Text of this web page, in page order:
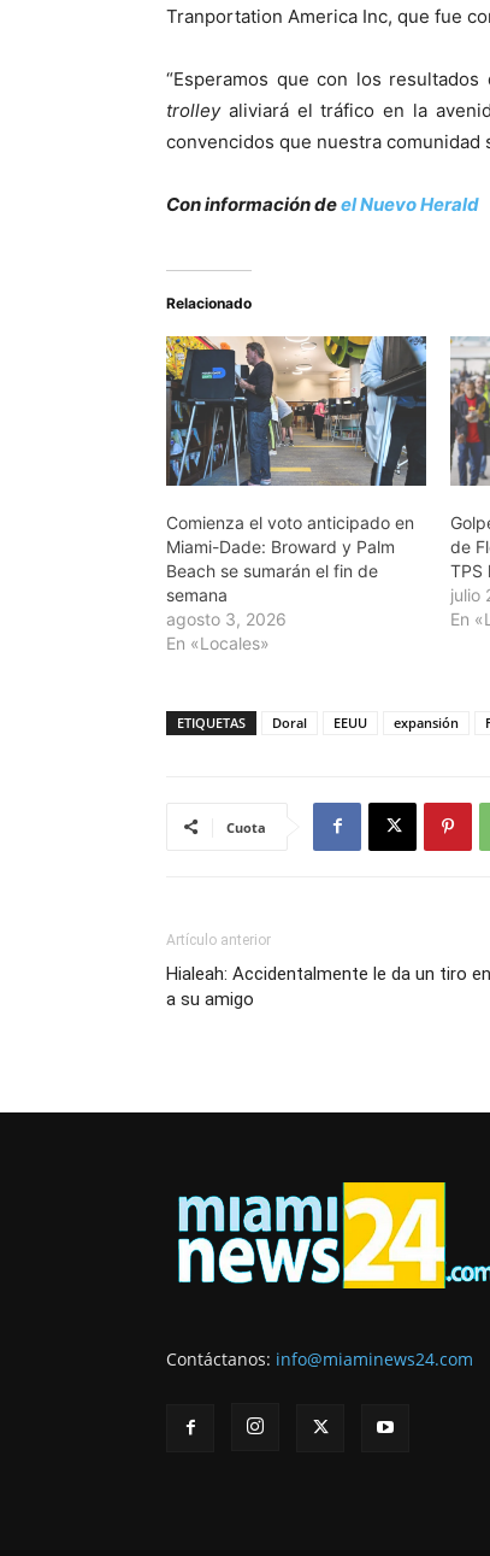
Tranportation America Inc, que fue
“Esperamos que con los
trolleyaliviará el tráfico en la
convencidos que nuestra comunidad
Con información deel Nuevo Herald
Relacionado
Comienza el voto anticipado en
Miami-Dade: Broward y Palm
Beach se sumarán el fin de
semana
agosto 3, 2026
En «Locales»
de
TPS
julio
En
ETIQUETAS Doral EEUU expansión
Cuota
Artículo anterior
Hialeah: Accidentalmente le da un tiro
a su amigo
Contáctanos: info@miaminews24.com